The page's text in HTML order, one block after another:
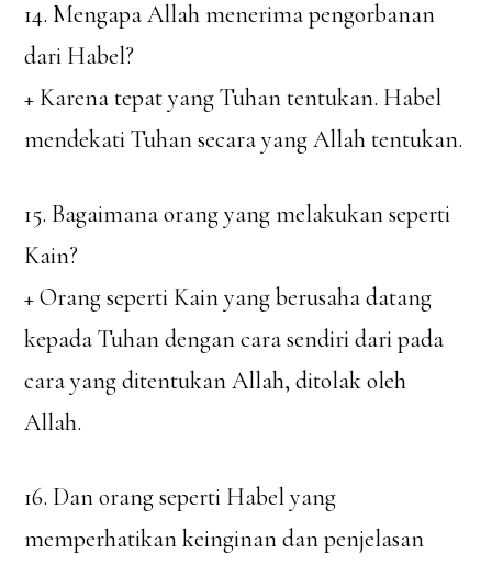
14. Mengapa Allah menerima pengorbanan
dari Habel?
+ Karena tepat yang Tuhan tentukan. Habel
mendekati Tuhan secara yang Allah tentukan.
15. Bagaimana orang yang melakukan seperti
Kain?
+ Orang seperti Kain yang berusaha datang
kepada Tuhan dengan cara sendiri dari pada
cara yang ditentukan Allah, ditolak oleh
Allah.
16. Dan orang seperti Habel yang
memperhatikan keinginan dan penjelasan